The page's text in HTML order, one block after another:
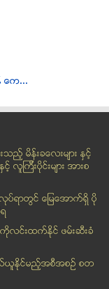
န္ ေက...
ျပးဆြ...
ေကာ...
အသားအေ...
Thing...
ဖန္မႈ ကုိ...
၍ အလုပ္သမား...
ထိုးခဲ့၍ ဆိုင...
း ဖမ္းဆီ...
ည့္ မိန္းခေလးမ်ား နွင့္
လူၾကီးပိုင္းမ်ား အားစ
ပ္ရာတြင္ ေျမေအာက္ရွိ ပို
င္ ကိုလင္းထက္ႏိုင္ ဖမ္းဆီးခံ
ယ္ယူႏုိင္မည့္အစီအစဥ္ စတ